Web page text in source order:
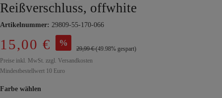
Reißverschluss, offwhite
Artikelnummer: 29809-55-170-066
15,00 € %
29,99 €(49.98% gespart)
Preise inkl. MwSt. zzgl. Versandkosten
Mindestbestellwert 10 Euro
Farbe wählen